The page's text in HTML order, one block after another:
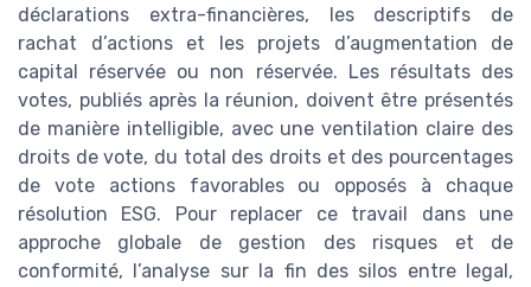
déclarations extra-financières, les descriptifs de
rachat d’actions et les projets d’augmentation de
capital réservée ou non réservée. Les résultats des
votes, publiés après la réunion, doivent être présentés
de manière intelligible, avec une ventilation claire des
droits de vote, du total des droits et des pourcentages
de vote actions favorables ou opposés à chaque
résolution ESG. Pour replacer ce travail dans une
approche globale de gestion des risques et de
conformité, l’analyse sur la fin des silos entre legal,